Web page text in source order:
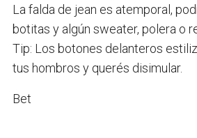
La falda de jean es atemporal,
botitas y algún sweater, polera o
Tip: Los botones delanteros
tus hombros y querés disimular.
Bet